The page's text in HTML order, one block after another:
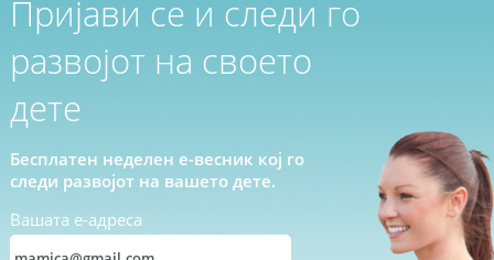
Пријави се и следи го
развојот на своето
дете
Бесплатен неделен е-весник кој го
следи развојот на вашето дете.
Вашата е-адреса